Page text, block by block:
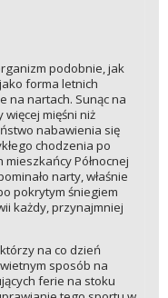
podobnie, jak
forma letnich
na nartach. Sunąc na
mięśni niż
nabawienia się
chodzenia po
Północnej
narty, właśnie
pokrytym śniegiem
każdy, przynajmniej
na co dzień
sposób na
ferie na stoku